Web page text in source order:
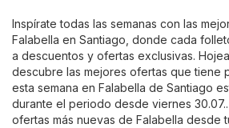
Inspírate todas las semanas con las
Falabella en Santiago, donde cada
a descuentos y ofertas exclusivas.
descubre las mejores ofertas que tiene
esta semana en Falabella de Santiago
durante el periodo desde viernes
ofertas más nuevas de Falabella desde